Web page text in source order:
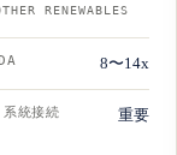
RENEWABLES
8〜14x
系統接続 重要